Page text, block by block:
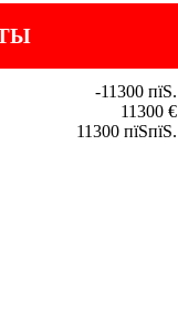
-11300 пїЅ.
11300 €
11300 пїЅпїЅ.